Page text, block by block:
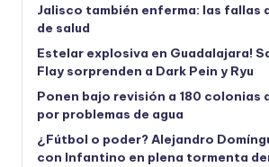
Jalisco también enferma: las fallas
de salud
Estelar explosiva en Guadalajara!
Flay sorprenden a Dark Pein y Ryu
Ponen bajo revisión a 180 colonias
por problemas de agua
¿Fútbol o poder? Alejandro
con Infantino en plena tormenta